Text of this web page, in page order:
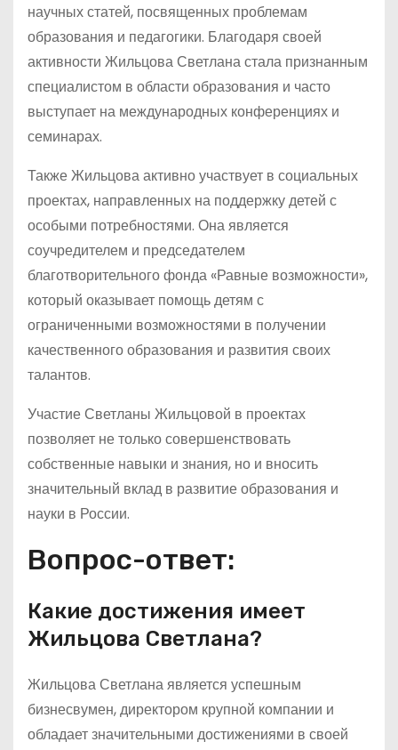
научных статей, посвященных проблемам
образования и педагогики. Благодаря своей
активности Жильцова Светлана стала признанным
специалистом в области образования и часто
выступает на международных конференциях и
семинарах.
Также Жильцова активно участвует в социальных
проектах, направленных на поддержку детей с
особыми потребностями. Она является
соучредителем и председателем
благотворительного фонда «Равные возможности»,
который оказывает помощь детям с
ограниченными возможностями в получении
качественного образования и развития своих
талантов.
Участие Светланы Жильцовой в проектах
позволяет не только совершенствовать
собственные навыки и знания, но и вносить
значительный вклад в развитие образования и
науки в России.
Вопрос-ответ:
Какие достижения имеет
Жильцова Светлана?
Жильцова Светлана является успешным
бизнесвумен, директором крупной компании и
обладает значительными достижениями в своей